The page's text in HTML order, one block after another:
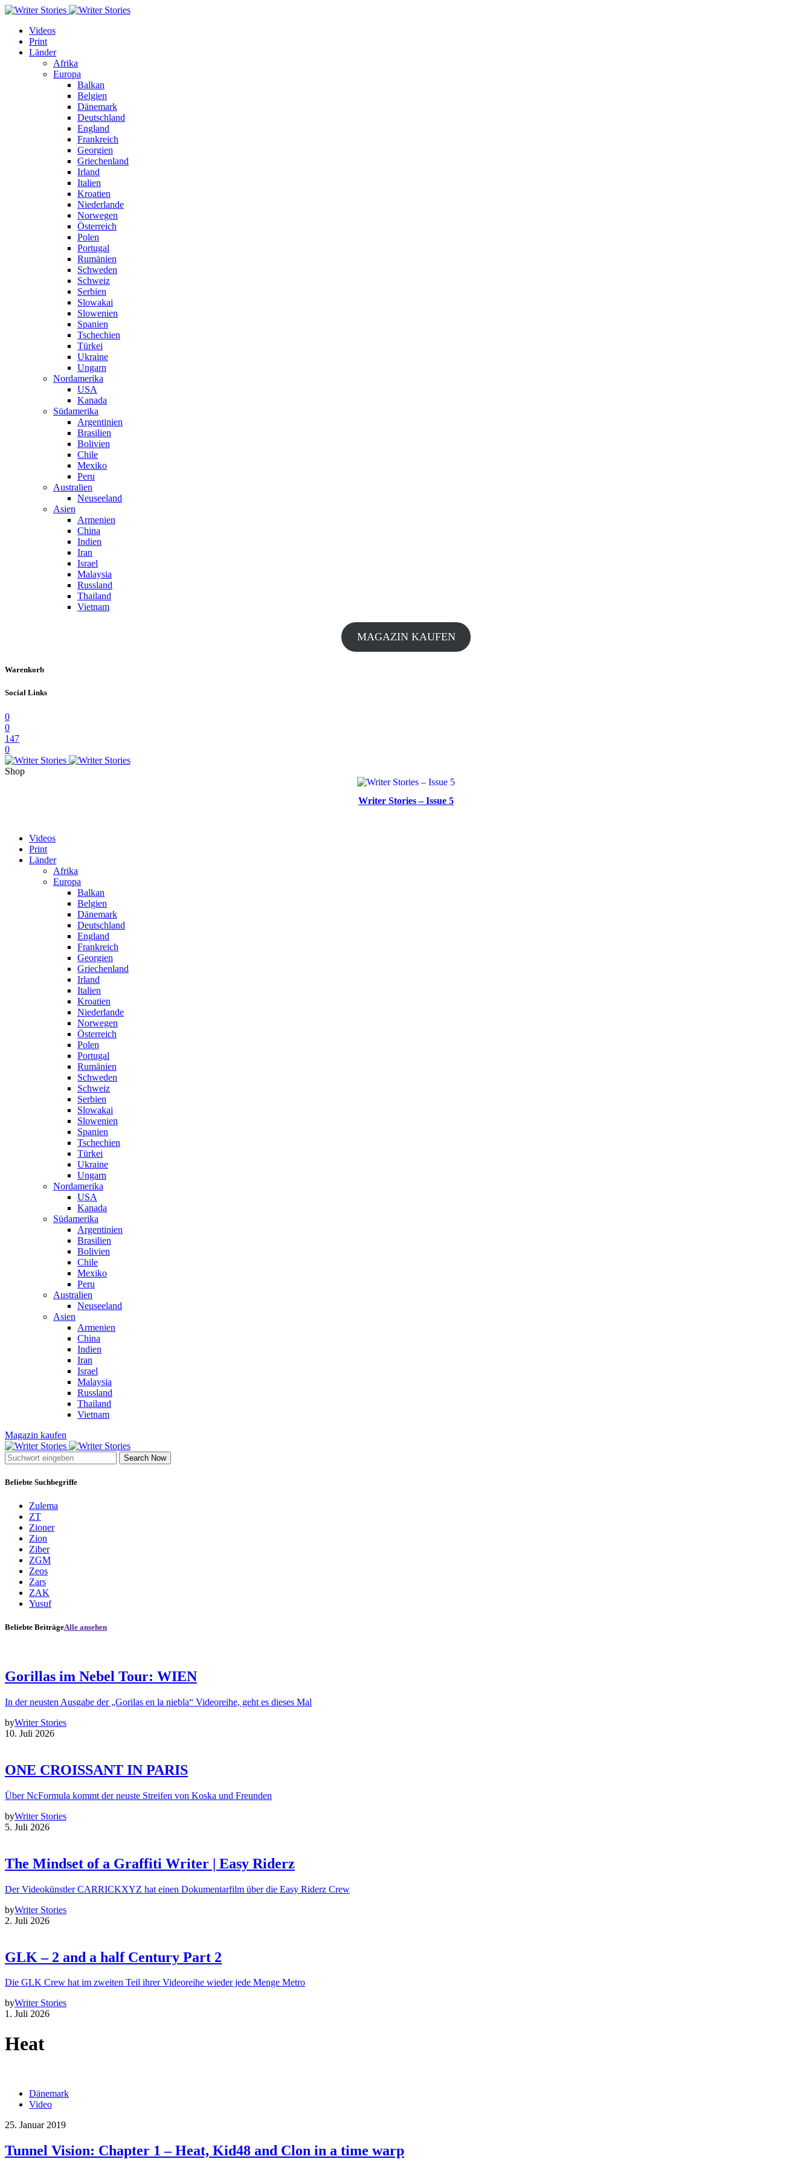
Videos
Print
Länder
Afrika
Europa
Balkan
Belgien
Dänemark
Deutschland
England
Frankreich
Georgien
Griechenland
Irland
Italien
Kroatien
Niederlande
Norwegen
Österreich
Polen
Portugal
Rumänien
Schweden
Schweiz
Serbien
Slowakai
Slowenien
Spanien
Tschechien
Türkei
Ukraine
Ungarn
Nordamerika
USA
Kanada
Südamerika
Argentinien
Brasilien
Bolivien
Chile
Mexiko
Peru
Australien
Neuseeland
Asien
Armenien
China
Indien
Iran
Israel
Malaysia
Russland
Thailand
Vietnam
MAGAZIN KAUFEN
Warenkorb
Social Links
0
0
147
0
Shop
Writer Stories – Issue 5
Videos
Print
Länder
Afrika
Europa
Balkan
Belgien
Dänemark
Deutschland
England
Frankreich
Georgien
Griechenland
Irland
Italien
Kroatien
Niederlande
Norwegen
Österreich
Polen
Portugal
Rumänien
Schweden
Schweiz
Serbien
Slowakai
Slowenien
Spanien
Tschechien
Türkei
Ukraine
Ungarn
Nordamerika
USA
Kanada
Südamerika
Argentinien
Brasilien
Bolivien
Chile
Mexiko
Peru
Australien
Neuseeland
Asien
Armenien
China
Indien
Iran
Israel
Malaysia
Russland
Thailand
Vietnam
Magazin kaufen
Search Now
Beliebte Suchbegriffe
Zulema
ZT
Zioner
Zion
Ziber
ZGM
Zeos
Zars
ZAK
Yusuf
Beliebte BeiträgeAlle ansehen
Gorillas im Nebel Tour: WIEN
In der neusten Ausgabe der „Gorilas en la niebla“ Videoreihe, geht es dieses Mal
byWriter Stories
10. Juli 2026
ONE CROISSANT IN PARIS
Über NcFormula kommt der neuste Streifen von Koska und Freunden
byWriter Stories
5. Juli 2026
The Mindset of a Graffiti Writer | Easy Riderz
Der Videokünstler CARRICKXYZ hat einen Dokumentarfilm über die Easy Riderz Crew
byWriter Stories
2. Juli 2026
GLK – 2 and a half Century Part 2
Die GLK Crew hat im zweiten Teil ihrer Videoreihe wieder jede Menge Metro
byWriter Stories
1. Juli 2026
Heat
Dänemark
Video
25. Januar 2019
Tunnel Vision: Chapter 1 – Heat, Kid48 and Clon in a time warp